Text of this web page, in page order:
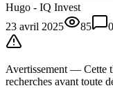
Hugo - IQ Invest
23 avril 2025
85 0
Avertissement — Cette
recherches avant toute